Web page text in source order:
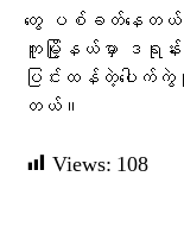
တွေ ပစ်ခတ်နေတ
ကူမြို့နယ်မှာ ဒရု
ပြင်းထန်တဲ့ပေါက်
တယ်။
Views: 108